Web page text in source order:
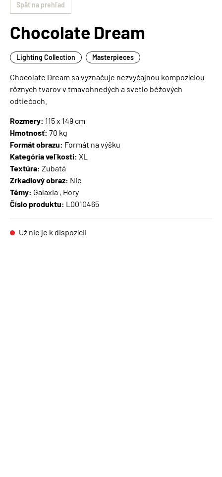
Späť na prehľad
Chocolate Dream
Lighting Collection Masterpieces
Chocolate Dream sa vyznačuje nezvyčajnou kompozíciou
rôznych tvarov v tmavohnedých a svetlo béžových
odtiečoch.
Rozmery: 115 x 149 cm
Hmotnosť: 70 kg
Formát obrazu: Formát na výšku
Kategória veľkosti: XL
Textúra: Zubatá
Zrkadlový obraz: Nie
Témy: Galaxia , Hory
Číslo produktu: L0010465
Už nie je k dispozícii